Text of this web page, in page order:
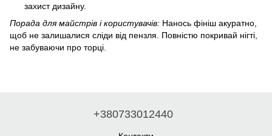
захист дизайну.
Порада для майстрів і користувачів: Нанось фініш акуратно,
щоб не залишалися сліди від пензля. Повністю покривай нігті,
не забуваючи про торці.
+380733012440